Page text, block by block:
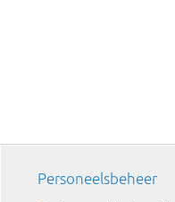
Personeelsbeheer